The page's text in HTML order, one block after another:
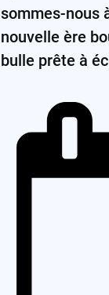
sommes-nous
nouvelle ère
bulle prête à